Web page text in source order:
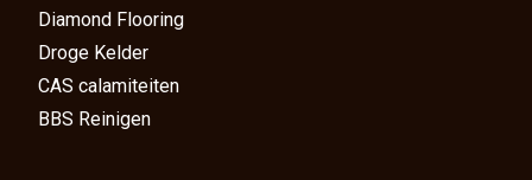
Diamond Flooring
Droge Kelder
CAS calamiteiten
BBS Reinigen